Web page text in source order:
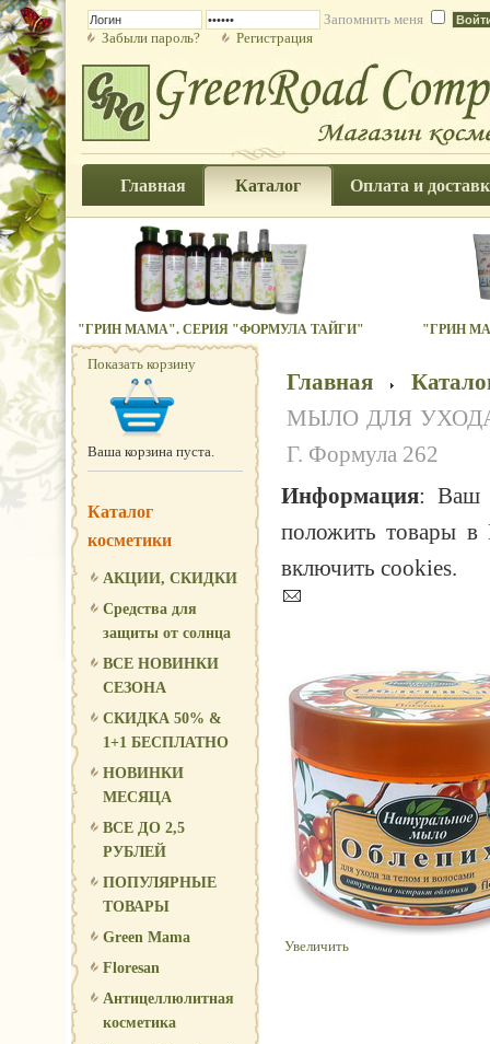
Запомнить меня
Забыли пароль?
Регистрация
Главная Каталог Оплата и
"ГРИН МАМА". СЕРИЯ "ФОРМУЛА ТАЙГИ" "ГРИН
Показать корзину
Ваша корзина пуста.
Каталог
косметики
АКЦИИ, СКИДКИ
Средства для
защиты от солнца
ВСЕ НОВИНКИ
СЕЗОНА
СКИДКА 50% &
1+1 БЕСПЛАТНО
НОВИНКИ
МЕСЯЦА
ВСЕ ДО 2,5
РУБЛЕЙ
ПОПУЛЯРНЫЕ
ТОВАРЫ
Green Mama
Floresan
Антицеллюлитная
косметика
Главная
МЫЛО ДЛЯ
Г. Формула 262
Информация: Ваш
положить товары
включить cookies.
Увеличить